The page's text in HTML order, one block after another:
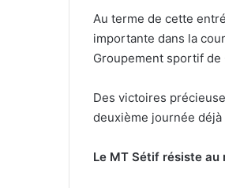
Au terme de cette
importante dans la
Groupement sportif de
Des victoires
deuxième journée déjà
Le MT Sétif résiste au